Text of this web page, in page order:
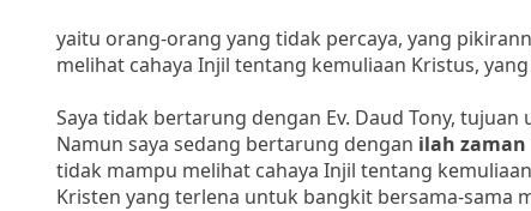
yaitu orang-orang yang tidak percaya, yang
melihat cahaya Injil tentang kemuliaan Kristus,
Saya tidak bertarung dengan Ev. Daud Tony,
Namun saya sedang bertarung dengan ilah
tidak mampu melihat cahaya Injil tentang
Kristen yang terlena untuk bangkit bersama-sama